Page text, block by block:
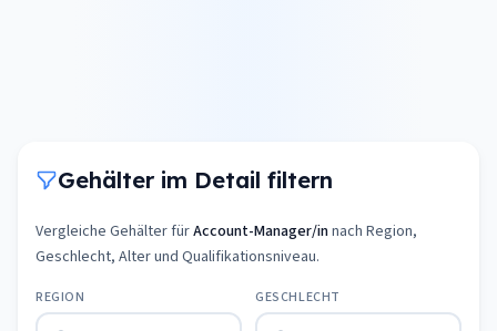
Gehälter im Detail filtern
Vergleiche Gehälter fürAccount-Manager/innach Region,
Geschlecht, Alter und Qualifikationsniveau.
REGION GESCHLECHT